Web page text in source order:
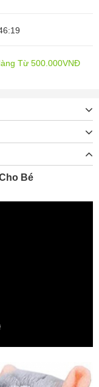
Từ 500.000VNĐ
Bé